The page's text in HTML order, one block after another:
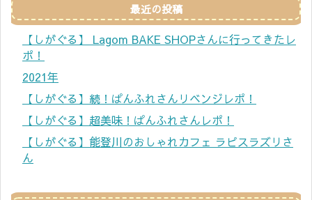
最近の投稿
【しがぐる】 Lagom BAKE SHOPさんに行ってきたレ
ポ！
2021年
【しがぐる】続！ぱんふれさんリベンジレポ！
【しがぐる】超美味！ぱんふれさんレポ！
【しがぐる】能登川のおしゃれカフェ ラピスラズリさ
ん